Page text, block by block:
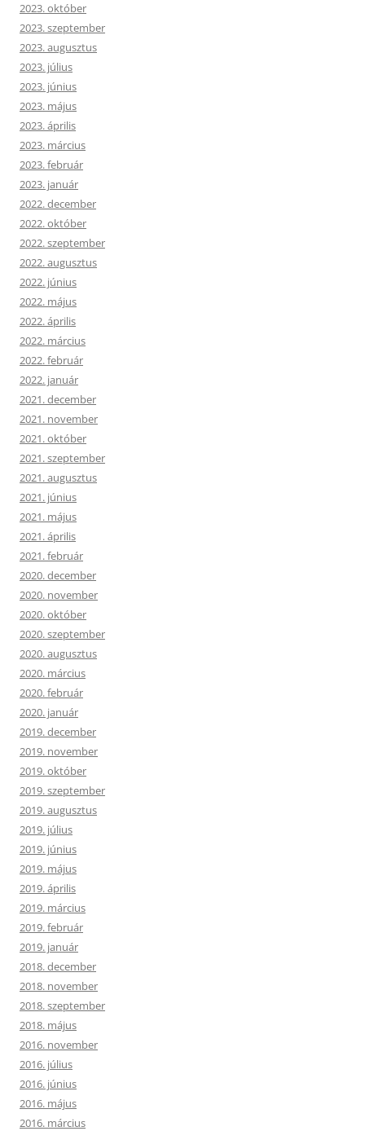
2023. október
2023. szeptember
2023. augusztus
2023. július
2023. június
2023. május
2023. április
2023. március
2023. február
2023. január
2022. december
2022. október
2022. szeptember
2022. augusztus
2022. június
2022. május
2022. április
2022. március
2022. február
2022. január
2021. december
2021. november
2021. október
2021. szeptember
2021. augusztus
2021. június
2021. május
2021. április
2021. február
2020. december
2020. november
2020. október
2020. szeptember
2020. augusztus
2020. március
2020. február
2020. január
2019. december
2019. november
2019. október
2019. szeptember
2019. augusztus
2019. július
2019. június
2019. május
2019. április
2019. március
2019. február
2019. január
2018. december
2018. november
2018. szeptember
2018. május
2016. november
2016. július
2016. június
2016. május
2016. március